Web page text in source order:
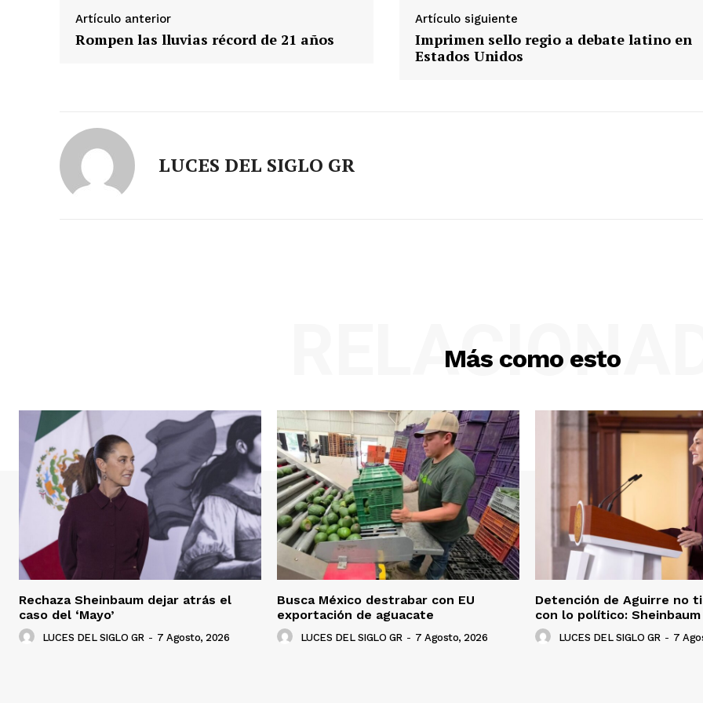
Artículo anterior
Rompen las lluvias récord de 21 años
Artículo siguiente
Imprimen sello regio a debate latino en
Estados Unidos
LUCES DEL SIGLO GR
Más como esto
Rechaza Sheinbaum dejar atrás el
caso del ‘Mayo’
LUCES DEL SIGLO GR - 7 Agosto, 2026
Busca México destrabar con EU
exportación de aguacate
LUCES DEL SIGLO GR - 7 Agosto, 2026
Detención de Aguirre no
con lo político: Sheinbaum
LUCES DEL SIGLO GR - 7